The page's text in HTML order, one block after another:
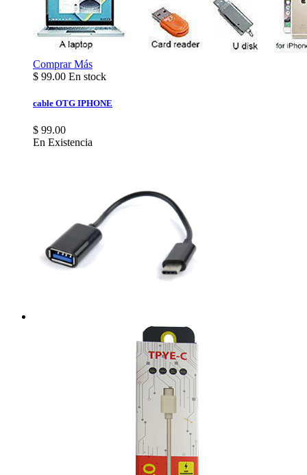
ComprarMás
$ 99.00 En stock
cable OTG IPHONE
$ 99.00
En Existencia